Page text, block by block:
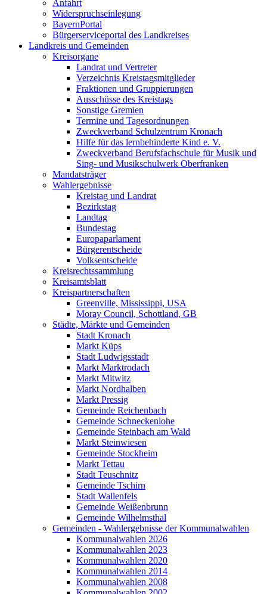
Anfahrt
Widerspruchseinlegung
BayernPortal
Bürgerserviceportal des Landkreises
Landkreis und Gemeinden
Kreisorgane
Landrat und Vertreter
Verzeichnis Kreistagsmitglieder
Fraktionen und Gruppierungen
Ausschüsse des Kreistags
Sonstige Gremien
Termine und Tagesordnungen
Zweckverband Schulzentrum Kronach
Hilfe für das lernbehinderte Kind e. V.
Zweckverband Berufsfachschule für Musik und
Sing- und Musikschulwerk Oberfranken
Mandatsträger
Wahlergebnisse
Kreistag und Landrat
Bezirkstag
Landtag
Bundestag
Europaparlament
Bürgerentscheide
Volksentscheide
Kreisrechtssammlung
Kreisamtsblatt
Kreispartnerschaften
Greenville, Mississippi, USA
Moray Council, Schottland, GB
Städte, Märkte und Gemeinden
Stadt Kronach
Markt Küps
Stadt Ludwigsstadt
Markt Marktrodach
Markt Mitwitz
Markt Nordhalben
Markt Pressig
Gemeinde Reichenbach
Gemeinde Schneckenlohe
Gemeinde Steinbach am Wald
Markt Steinwiesen
Gemeinde Stockheim
Markt Tettau
Stadt Teuschnitz
Gemeinde Tschirn
Stadt Wallenfels
Gemeinde Weißenbrunn
Gemeinde Wilhelmsthal
Gemeinden - Wahlergebnisse der Kommunalwahlen
Kommunalwahlen 2026
Kommunalwahlen 2023
Kommunalwahlen 2020
Kommunalwahlen 2014
Kommunalwahlen 2008